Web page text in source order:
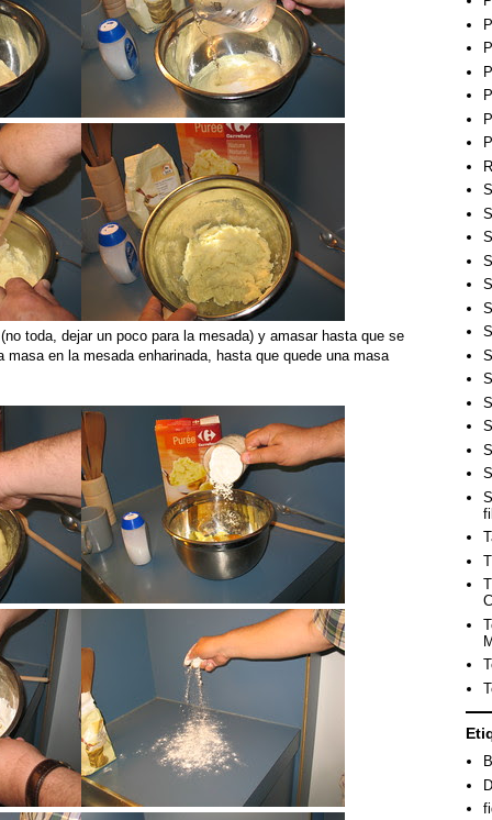
toda, dejar un poco para la mesada) y amasar hasta que se
en la mesada enharinada, hasta que quede una masa